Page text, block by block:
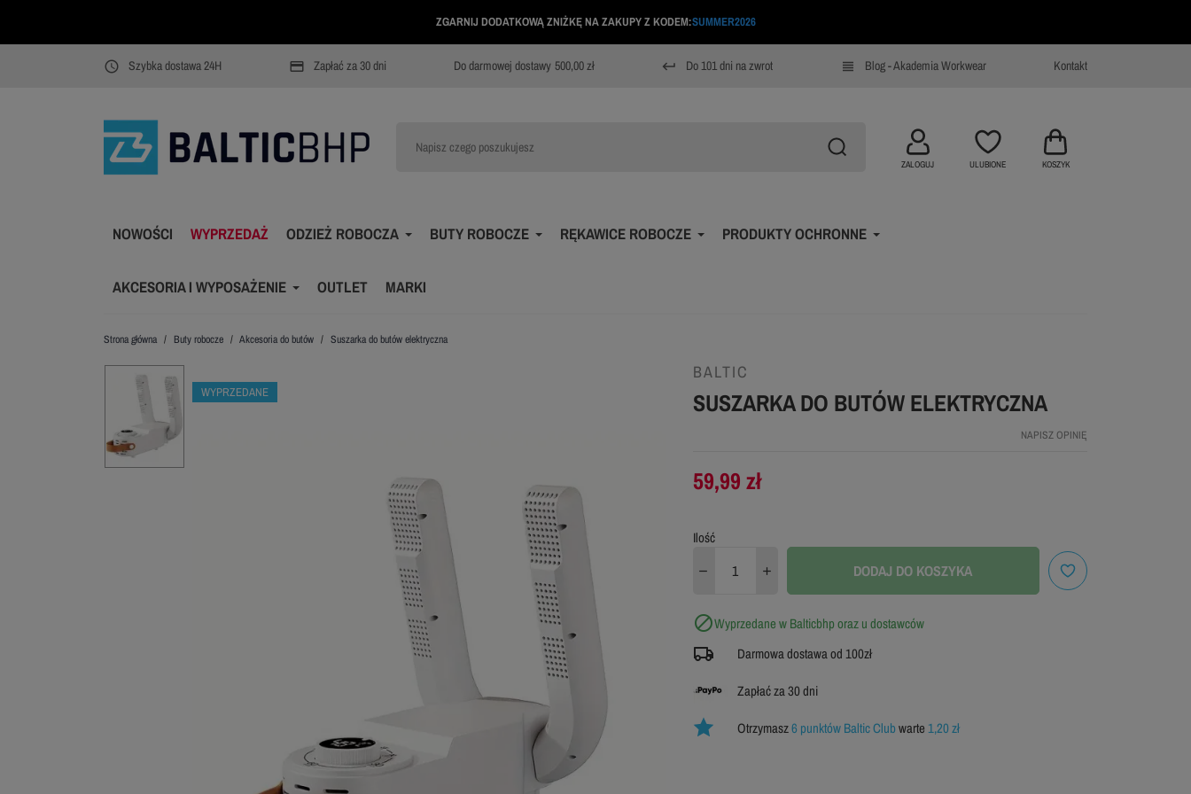
ZGARNIJ DODATKOWĄ ZNIŻKĘ NA ZAKUPY Z KODEM:SUMMER2026
access_time Szybka dostawa 24H payment Zapłać za 30 dni Do darmowej dostawy 500,00 zł keyboard_return Do 101 dni na zwrot view_headline Blog - Akademia Workwear Kontakt
ZALOGUJ ULUBIONE KOSZYK
NOWOŚCI WYPRZEDAŻ ODZIEŻ ROBOCZA BUTY ROBOCZE RĘKAWICE ROBOCZE PRODUKTY OCHRONNE
AKCESORIA I WYPOSAŻENIE OUTLET MARKI
Strona główna Buty robocze Akcesoria do butów Suszarka do butów elektryczna
WYPRZEDANE
BALTIC
SUSZARKA DO BUTÓW ELEKTRYCZNA
NAPISZ OPINIĘ
59,99 zł
Ilość
DODAJ DO KOSZYKA
Wyprzedane w Balticbhp oraz u dostawców
Darmowa dostawa od 100zł
Zapłać za 30 dni
Otrzymasz6 punktów Baltic Clubwarte1,20 zł